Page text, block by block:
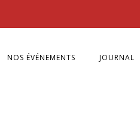
NOS ÉVÉNEMENTS JOURNAL